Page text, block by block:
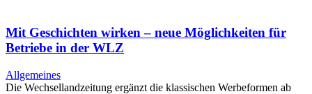
Mit Geschichten wirken – neue Möglichkeiten für
Betriebe in der WLZ
Allgemeines
Die Wechsellandzeitung ergänzt die klassischen Werbeformen ab